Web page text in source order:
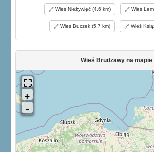
Wieś Nieżywięć (4,6 km) Wieś
Wieś Buczek (5,7 km) Wieś
Wieś Brudzawy na mapie